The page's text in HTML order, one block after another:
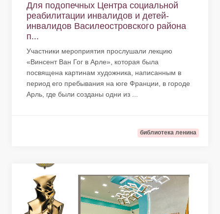
Для подопечных Центра социальной
реабилитации инвалидов и детей-
инвалидов Василеостровского района
п...
Участники мероприятия прослушали лекцию
«Винсент Ван Гог в Арле», которая была
посвящена картинам художника, написанным в
период его пребывания на юге Франции, в городе
Арль, где были созданы одни из ...
библиотека ленина